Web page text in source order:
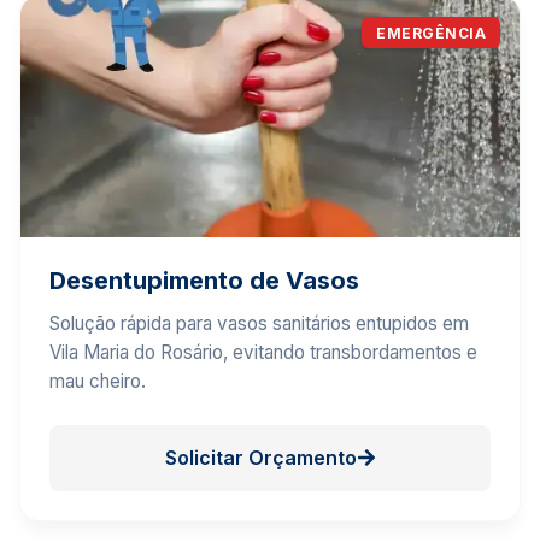
EMERGÊNCIA
Desentupimento de Vasos
Solução rápida para vasos sanitários entupidos em
Vila Maria do Rosário, evitando transbordamentos e
mau cheiro.
Solicitar Orçamento